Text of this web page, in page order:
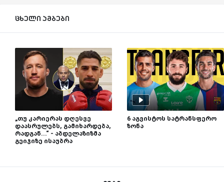
ცხელი ამბები
„თუ კარიერას დღესვე
დაასრულებს, გამიხარდება,
რადგან...“ - აბდელაზიზმა
გეიჯიზე ისაუბრა
6 აგვისტოს სატრანსფერო
ზონა